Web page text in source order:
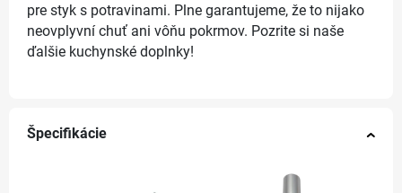
pre styk s potravinami. Plne garantujeme, že to nijako
neovplyvní chuť ani vôňu pokrmov. Pozrite si naše
ďalšie kuchynské doplnky!
Špecifikácie